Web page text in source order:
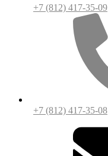
+7 (812) 417-35-09
+7 (812) 417-35-08